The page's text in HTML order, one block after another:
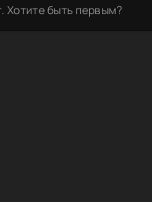
Хотите быть первым?